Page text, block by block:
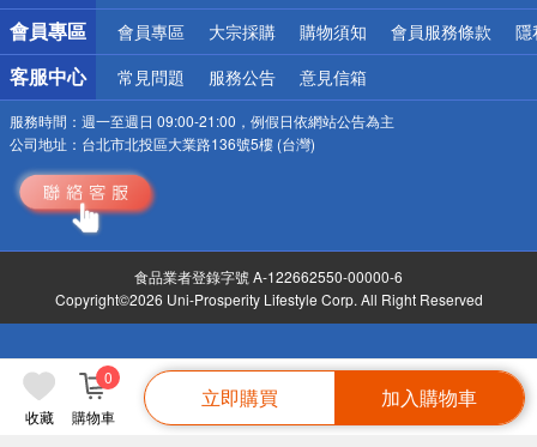
收藏 購物車
0
立即購買 加入購物車
會員專區 會員專區 大宗採購 購物須知 會員服務條款 隱
客服中心 常見問題 服務公告 意見信箱
服務時間： 週一至週日 09:00-21:00，例假日依網站公告為主
公司地址： 台北市北投區大業路136號5樓 (台灣)
食品業者登錄字號 A-122662550-00000-6
Copyright©2026 Uni-Prosperity Lifestyle Corp. All Right Reserved